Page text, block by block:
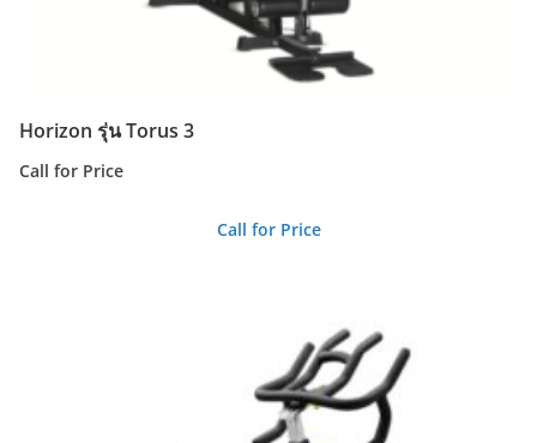
Horizon รุ่น Torus 3
Call for Price
Call for Price